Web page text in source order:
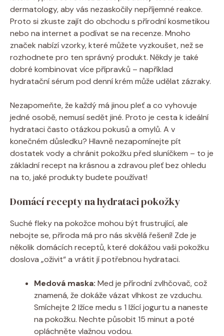
dermatology, aby vás nezaskočily nepříjemné reakce.
Proto si zkuste zajít do obchodu s přírodní kosmetikou
nebo na internet a podívat se na recenze. Mnoho
značek nabízí vzorky, které můžete vyzkoušet, než se
rozhodnete pro ten správný produkt. Někdy je také
dobré kombinovat více přípravků – například
hydratační sérum pod denní krém může udělat zázraky.
Nezapomeňte, že každý má jinou pleť a co vyhovuje
jedné osobě, nemusí sedět jiné. Proto je cesta k ideální
hydrataci často otázkou pokusů a omylů. A v
konečném důsledku? Hlavně nezapomínejte pít
dostatek vody a chránit pokožku před sluníčkem – to je
základní recept na krásnou a zdravou pleť bez ohledu
na to, jaké produkty budete používat!
Domácí recepty na hydrataci pokožky
Suché fleky na pokožce mohou být frustrující, ale
nebojte se, příroda má pro nás skvělá řešení! Zde je
několik domácích receptů, které dokážou vaši pokožku
doslova „oživit“ a vrátit jí potřebnou hydrataci.
Medová maska: Med je přírodní zvlhčovač, což
znamená, že dokáže vázat vlhkost ze vzduchu.
Smíchejte 2 lžíce medu s 1 lžící jogurtu a naneste
na pokožku. Nechte působit 15 minut a poté
opláchněte vlažnou vodou.